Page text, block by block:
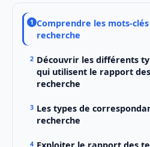
Comprendre les mots-
recherche
Découvrir les différents
qui utilisent le rapport
recherche
Les types de
recherche